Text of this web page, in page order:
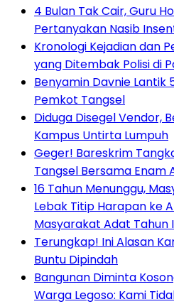
4 Bulan Tak Cair, Guru
Pertanyakan Nasib
Kronologi Kejadian dan
yang Ditembak Polisi di
Benyamin Davnie Lantik
Pemkot Tangsel
Diduga Disegel Vendor,
Kampus Untirta Lumpuh
Geger! Bareskrim
Tangsel Bersama Enam
16 Tahun Menunggu,
Lebak Titip Harapan ke
Masyarakat Adat Tahun
Terungkap! Ini Alasan
Buntu Dipindah
Bangunan Diminta
Warga Legoso: Kami